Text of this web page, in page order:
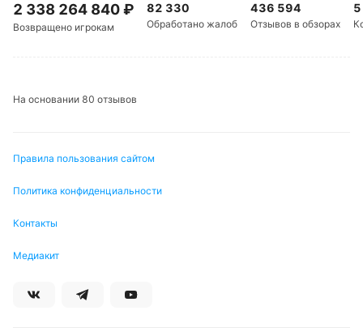
2 338 264 840₽
Возвращено игрокам
82 330
Обработано жалоб
436 594
Отзывов в обзорах
На основании 80 отзывов
Правила пользования сайтом
Политика конфиденциальности
Контакты
Медиакит